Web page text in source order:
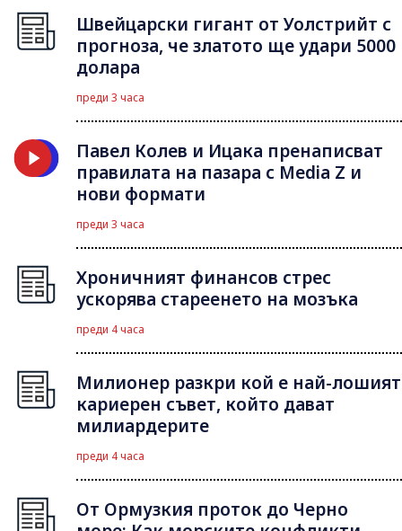
Швейцарски гигант от Уолстрийт с
прогноза, че златото ще удари 5000
долара
преди 3 часа
Павел Колев и Ицака пренаписват
правилата на пазара с Media Z и
нови формати
преди 3 часа
Хроничният финансов стрес
ускорява стареенето на мозъка
преди 4 часа
Милионер разкри кой е най-лошият
кариерен съвет, който дават
милиардерите
преди 4 часа
От Ормузкия проток до Черно